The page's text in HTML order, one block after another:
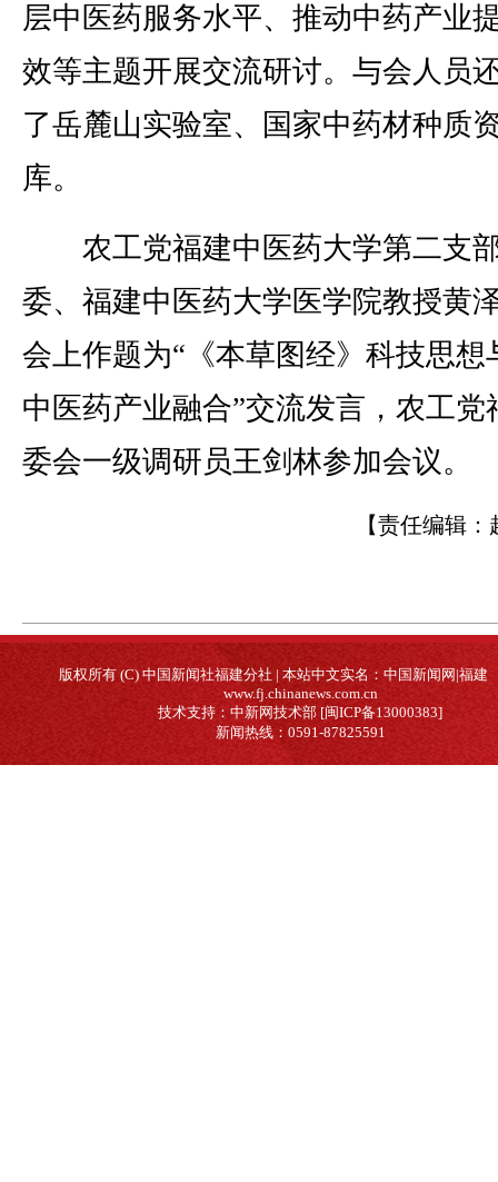
层中医药服务水平、推动中药产业
效等主题开展交流研讨。与会人员
了岳麓山实验室、国家中药材种质
库。
农工党福建中医药大学第二支
委、福建中医药大学医学院教授黄
会上作题为“《本草图经》科技思想
中医药产业融合”交流发言，农工党
委会一级调研员王剑林参加会议。
【责任编辑：
版权所有 (C) 中国新闻社福建分社 | 本站中文实名：中国新闻网|福建
www.fj.chinanews.com.cn
技术支持：中新网技术部 [闽ICP备13000383]
新闻热线：0591-87825591